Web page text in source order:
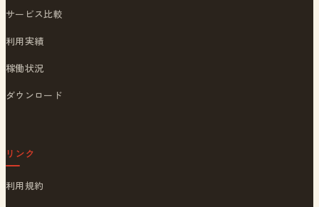
サービス比較
利用実績
稼働状況
ダウンロード
リンク
利用規約